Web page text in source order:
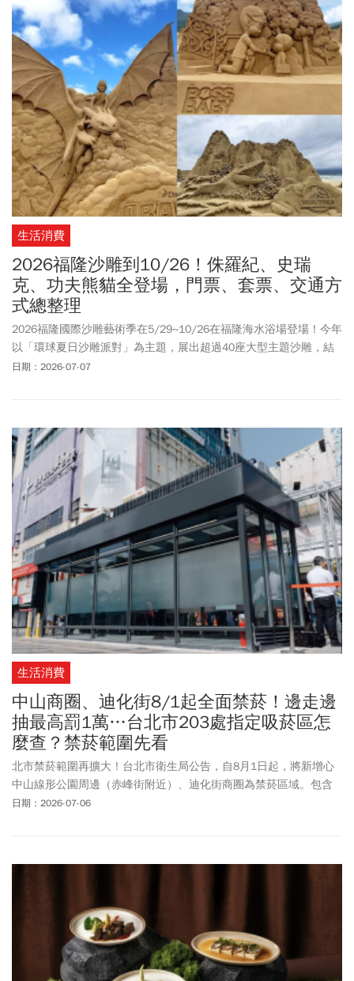
以買嗎？
生活消費
2026福隆沙雕到10/26！侏羅紀、史瑞
克、功夫熊貓全登場，門票、套票、交通方
式總整理
2026福隆國際沙雕藝術季在5/29~10/26在福隆海水浴場登場！今年
以「環球夏日沙雕派對」為主題，展出超過40座大型主題沙雕，結
合《侏羅紀世界》、《回到未來》、《大白鯊》、《E.T.》、《史瑞
式、套票、交通方式、周邊景點，讓你一文掌握2026福隆沙雕季重
點資訊。
日期：2026-07-07
生活消費
中山商圈、迪化街8/1起全面禁菸！邊走邊
抽最高罰1萬…台北市203處指定吸菸區怎
麼查？禁菸範圍先看
北市禁菸範圍再擴大！台北市衛生局公告，自8月1日起，將新增心
中山線形公園周邊（赤峰街附近）、迪化街商圈為禁菸區域。包含
西門町商圈在內，北市已有三處實施吸菸區外禁止吸菸，違者將依
日期：2026-07-06